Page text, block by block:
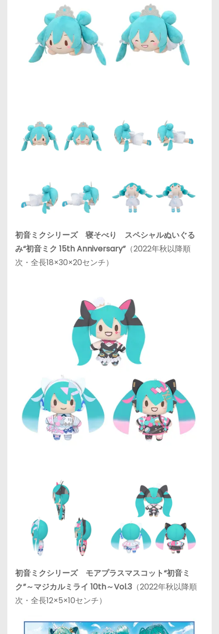
初音ミクシリーズ 寝そべり スペシャルぬいぐる
み“初音ミク 15th Anniversary”（2022年秋以降順
次・全長18×30×20センチ）
初音ミクシリーズ モアプラスマスコット“初音ミ
ク”～マジカルミライ 10th～Vol.3 （2022年秋以降順
次・全長12×5×10センチ）